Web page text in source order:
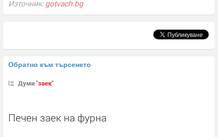
Източник: gotvach.bg
Обратно към търсенето
Думи "заек"
Печен заек на фурна